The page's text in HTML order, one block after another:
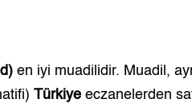
en iyi muadilidir. Muadil,
Türkiye eczanelerden